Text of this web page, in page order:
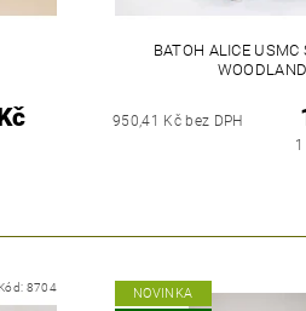
BATOH ALICE USMC
WOODLAND
950,41 Kč bez DPH
Kód: 8704
NOVINKA